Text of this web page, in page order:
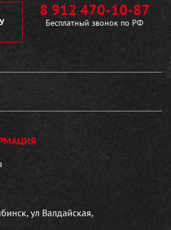
8 912 470-10-87
Бесплатный звонок по РФ
ул Валдайская,